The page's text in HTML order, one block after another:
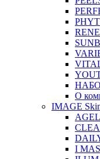
О
IMAGE
I